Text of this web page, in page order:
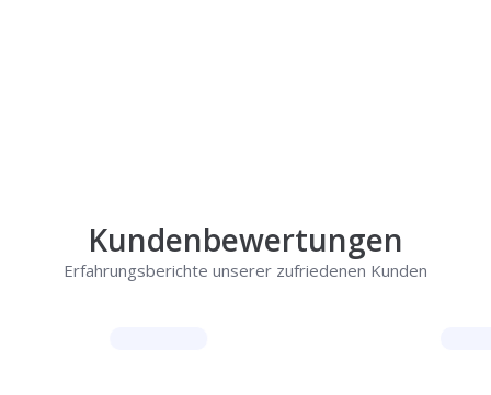
Kundenbewertungen
Erfahrungsberichte unserer zufriedenen Kunden